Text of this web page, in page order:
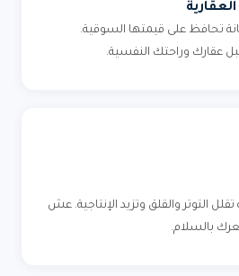
تحافظ على قيمتها السوقية.
عقارك وراحتك النفسية.
التوتر والقلق وتزيد الإنتاجية. عش
بالسلام.